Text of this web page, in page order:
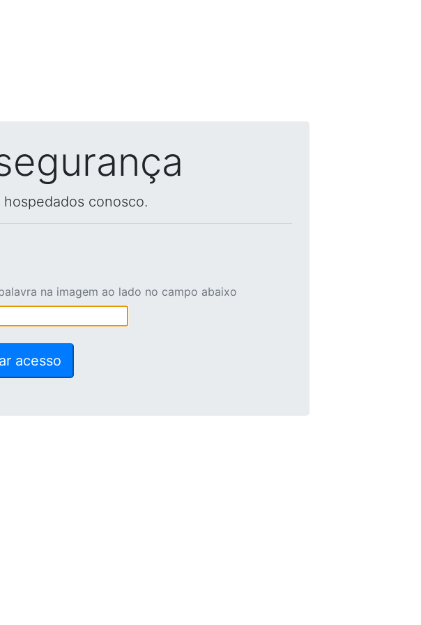
conosco.
na imagem ao lado no campo abaixo